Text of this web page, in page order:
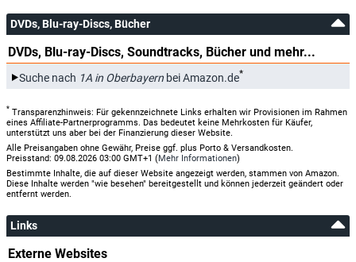
DVDs, Blu-ray-Discs, Bücher
DVDs, Blu-ray-Discs, Soundtracks, Bücher und mehr...
Suche nach 1A in Oberbayern bei Amazon.de*
* Transparenzhinweis: Für gekennzeichnete Links erhalten wir Provisionen im Rahmen
eines Affiliate-Partnerprogramms. Das bedeutet keine Mehrkosten für Käufer,
unterstützt uns aber bei der Finanzierung dieser Website.
Alle Preisangaben ohne Gewähr, Preise ggf. plus Porto & Versandkosten.
Preisstand: 09.08.2026 03:00 GMT+1 (Mehr Informationen)
Bestimmte Inhalte, die auf dieser Website angezeigt werden, stammen von Amazon.
Diese Inhalte werden "wie besehen" bereitgestellt und können jederzeit geändert oder
entfernt werden.
Links
Externe Websites